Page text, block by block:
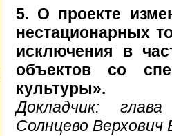
5. О проекте
нестационарных
исключения в
объектов со
культуры».
Докладчик:
Солнцево Верхович